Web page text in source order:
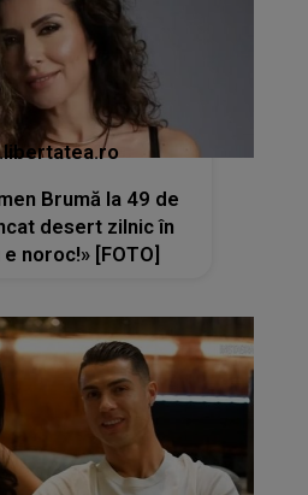
Brumă la 49 de
desert zilnic în
noroc!» [FOTO]